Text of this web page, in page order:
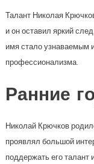
Талант Николая
и он оставил яркий
имя стало узнаваемым
профессионализма.
Ранние
Николай Крючков
проявлял большой
поддержать его талант